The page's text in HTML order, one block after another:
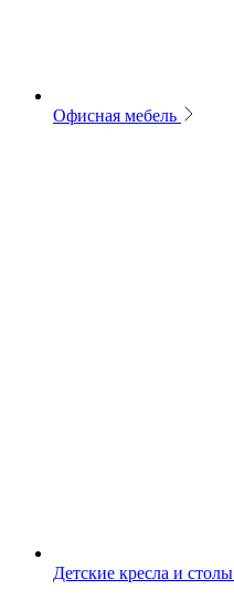
Офисная мебель
Детские кресла и столы